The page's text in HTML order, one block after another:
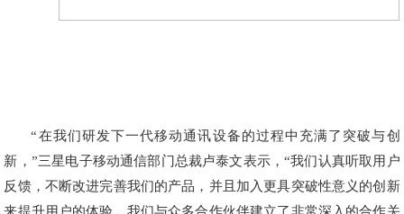
“在我们研发下一代移动通讯设备的过程中充满了突破与创
新，”三星电子移动通信部门总裁卢泰文表示，“我们认真听取用户
反馈，不断改进完善我们的产品，并且加入更具突破性意义的创新